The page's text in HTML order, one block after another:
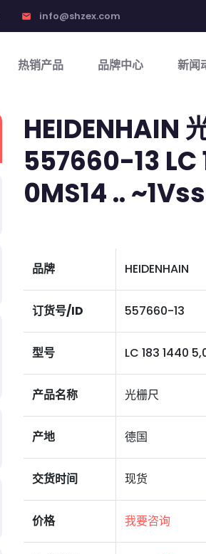
email info@shzex.com
热销产品 品牌中心 新闻
HEIDENHAIN
557660-13 LC
0MS14 ..
品牌 HEIDENHAIN
订货号/ID 557660-13
型号 LC 183 1440
产品名称 光栅尺
产地 德国
交货时间 现货
价格 我要咨询